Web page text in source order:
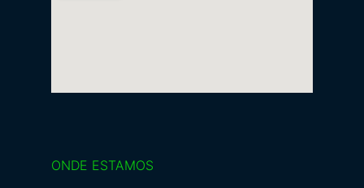
ONDE ESTAMOS